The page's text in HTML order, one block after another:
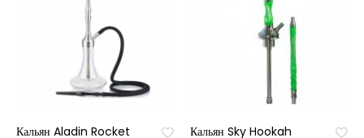
Кальян Aladin Rocket
Кальян Sky Hookah